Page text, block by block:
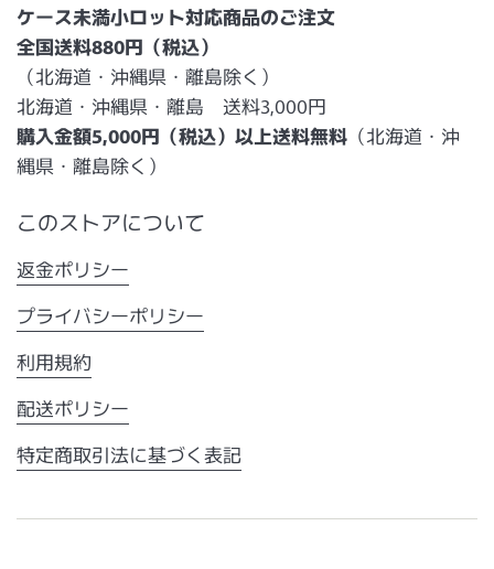
ケース未満小ロット対応商品のご注文
全国送料880円（税込）
（北海道・沖縄県・離島除く）
北海道・沖縄県・離島 送料3,000円
購入金額5,000円（税込）以上送料無料 （北海道・沖
縄県・離島除く）
このストアについて
返金ポリシー
プライバシーポリシー
利用規約
配送ポリシー
特定商取引法に基づく表記